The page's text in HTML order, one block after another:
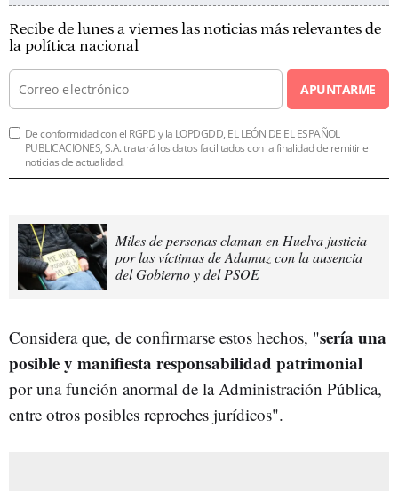
Recibe de lunes a viernes las noticias más relevantes de
la política nacional
APUNTARME
De conformidad con el RGPD y la LOPDGDD, EL LEÓN DE EL ESPAÑOL
PUBLICACIONES, S.A. tratará los datos facilitados con la finalidad de remitirle
noticias de actualidad.
Miles de personas claman en Huelva justicia
por las víctimas de Adamuz con la ausencia
del Gobierno y del PSOE
Considera que, de confirmarse estos hechos, "sería una
posible y manifiesta responsabilidad patrimonial
por una función anormal de la Administración Pública,
entre otros posibles reproches jurídicos".